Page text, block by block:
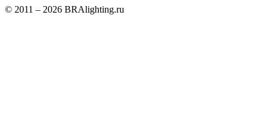
© 2011 – 2026 BRAlighting.ru